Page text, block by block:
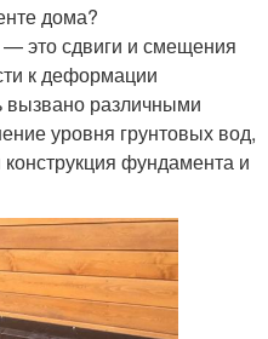
дома?
это сдвиги и смещения
к деформации
различными
уровня грунтовых вод,
фундамента и